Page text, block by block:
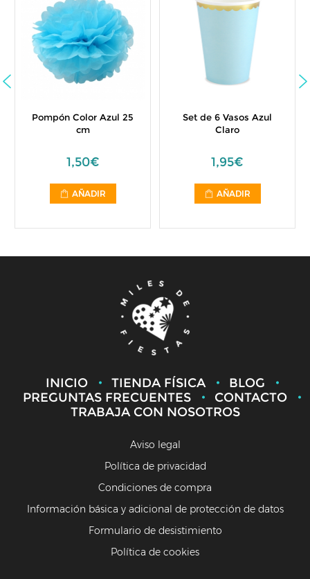
Pompón Color Azul 25
cm
1,50€
AÑADIR
Set de 6 Vasos Azul
Claro
1,95€
AÑADIR
INICIO TIENDA FÍSICA
BLOG
PREGUNTAS FRECUENTES
CONTACTO
TRABAJA CON NOSOTROS
Aviso legal
Política de privacidad
Condiciones de compra
Información básica y adicional de protección de datos
Formulario de desistimiento
Política de cookies